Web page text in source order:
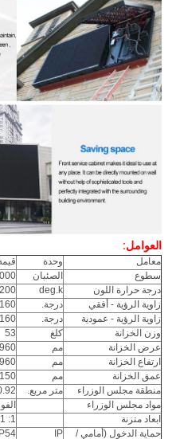
العوامل:
معامل وحدة
سطوع
الصئبان
درجة حرارة اللون
deg.k
~ 9300
زاوية الرؤية - أفقي
درجة.
160 (+ 80 / -80)
زاوية الرؤية - عمودية
درجة.
160 (+ 80 / -80)
وزن الخزانة
كلغ
53
عرض الخزانة
مم
960
ارتفاع الخزانة
مم
960
عمق الخزانة
مم
150
منطقة مجلس الوزراء
متر مربع.
مواد مجلس الوزراء
ابعاد متزنة
1: 1
حماية الدخول (أمامي /
IP